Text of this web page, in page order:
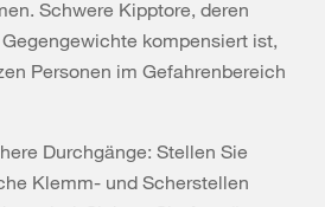
Schwere Kipptore, deren
kompensiert ist,
Personen im Gefahrenbereich
Durchgänge: Stellen Sie
Klemm- und Scherstellen